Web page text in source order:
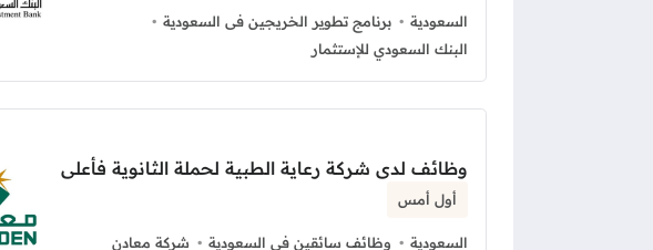
السعودية
برنامج تطوير الخريجين فى السعودية
البنك السعودي للإستثمار
وظائف لدى شركة رعاية الطبية لحملة الثانوية فأعلى
أول أمس
السعودية وظائف سائقين في السعودية شركة معادن